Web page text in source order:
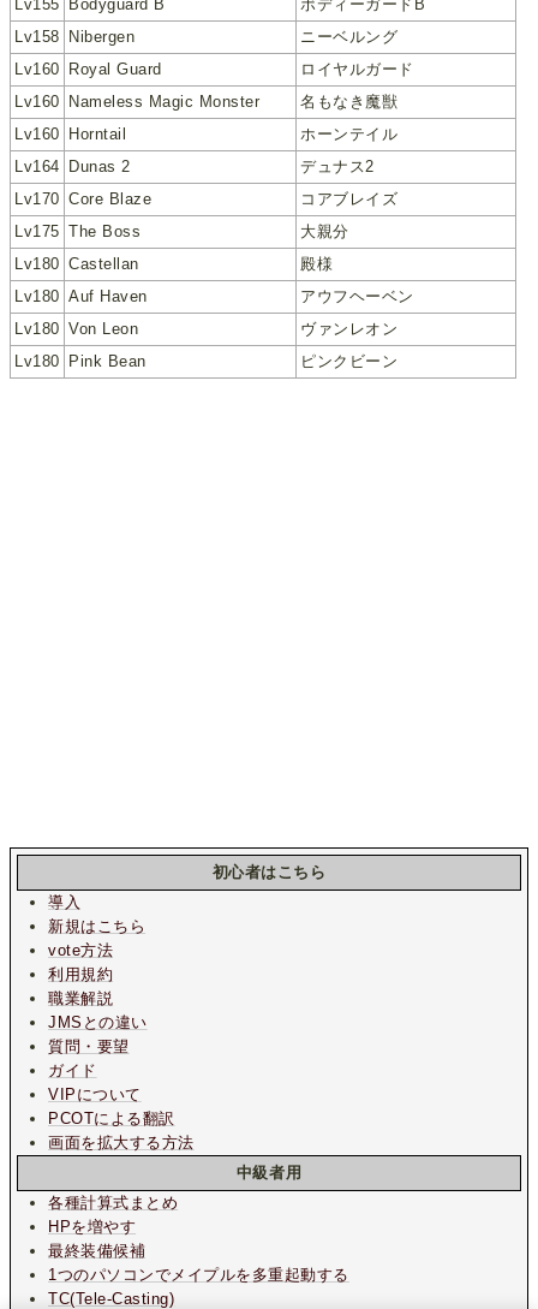
Lv155 Bodyguard B
ボディーガードB
Lv158 Nibergen
ニーベルング
Lv160 Royal Guard
ロイヤルガード
Lv160 Nameless Magic Monster
名もなき魔獣
Lv160 Horntail
ホーンテイル
Lv164 Dunas 2
デュナス2
Lv170 Core Blaze
コアブレイズ
Lv175 The Boss
大親分
Lv180 Castellan
殿様
Lv180 Auf Haven
アウフヘーベン
Lv180 Von Leon
ヴァンレオン
Lv180 Pink Bean ピンクビーン
初心者はこちら
導入
新規はこちら
vote方法
利用規約
職業解説
JMSとの違い
質問・要望
ガイド
VIPについて
PCOTによる翻訳
画面を拡大する方法
中級者用
各種計算式まとめ
HPを増やす
最終装備候補
1つのパソコンでメイプルを多重起動する
TC(Tele-Casting)